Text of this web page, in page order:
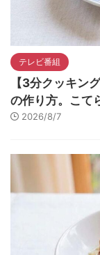
テレビ番組
【3分クッキン
の作り方。こて
2026/8/7